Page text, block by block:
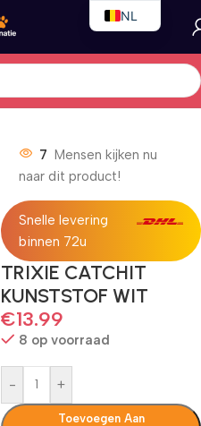
7 Mensen kijken nu
naar dit product!
Snelle levering
binnen 72u
TRIXIE CATCHIT
KUNSTSTOF WIT
€13.99
8 op voorraad
- +
Toevoegen Aan
NL